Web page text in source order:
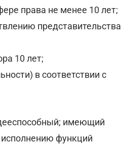
права не менее 10 лет;
представительства
10 лет;
в соответствии с
имеющий
исполнению функций